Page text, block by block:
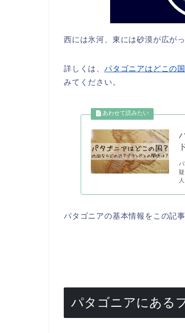
西には氷河、東には砂漠が広がっ
詳しくは、 パタゴニアはどこの
みてください。
パタゴニアの基本情報をこの記
パタゴニアにある